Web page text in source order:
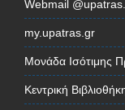
Webmail
my.upatras.gr
Μονάδα Ισότιμης
Κεντρική